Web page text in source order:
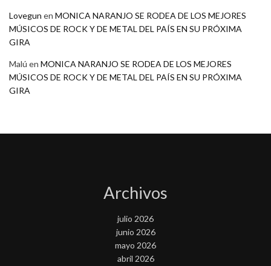
Lovegun en MONICA NARANJO SE RODEA DE LOS MEJORES
MÚSICOS DE ROCK Y DE METAL DEL PAÍS EN SU PRÓXIMA
GIRA
Malú en MONICA NARANJO SE RODEA DE LOS MEJORES
MÚSICOS DE ROCK Y DE METAL DEL PAÍS EN SU PRÓXIMA
GIRA
Archivos
julio 2026
junio 2026
mayo 2026
abril 2026